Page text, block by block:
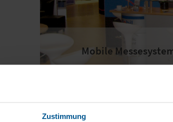
Zustimmung
Mobile